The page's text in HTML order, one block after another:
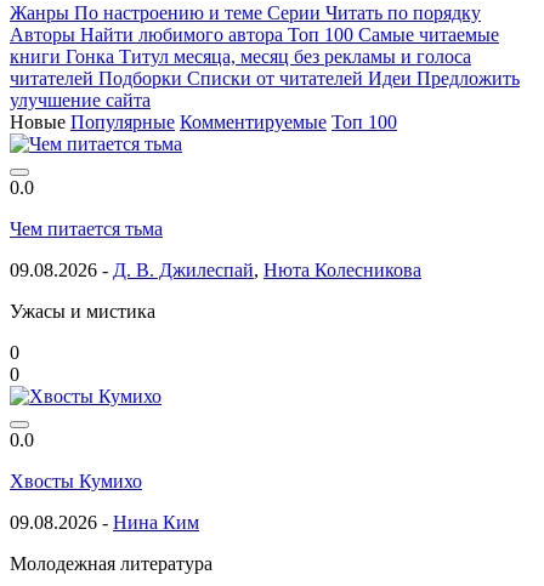
Жанры По настроению и теме Серии Читать по порядку
Авторы Найти любимого автора Топ 100 Самые читаемые
книги Гонка Титул месяца, месяц без рекламы и голоса
читателей Подборки Списки от читателей Идеи Предложить
улучшение сайта
Новые Популярные Комментируемые Топ 100
0.0
Чем питается тьма
09.08.2026 - Д. В. Джилеспай, Нюта Колесникова
Ужасы и мистика
0
0
0.0
Хвосты Кумихо
09.08.2026 - Нина Ким
Молодежная литература